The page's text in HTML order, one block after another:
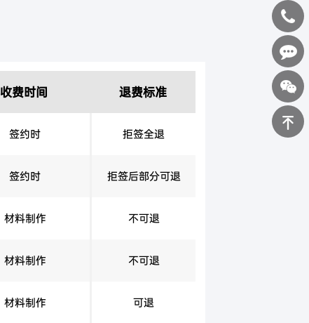
收费时间 退费标准
签约时 拒签全退
签约时 拒签后部分可退
材料制作 不可退
材料制作 不可退
材料制作 可退
400-
0898-
123
在线咨询